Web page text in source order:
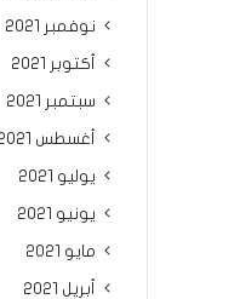
نوفمبر 2021
أكتوبر 2021
سبتمبر 2021
أغسطس 2021
يوليو 2021
يونيو 2021
مايو 2021
أبريل 2021